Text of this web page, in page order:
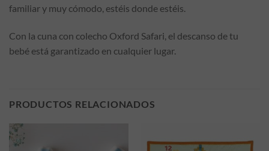
familiar y muy cómodo, estéis donde estéis.
Con la cuna con colecho Oxford Safari, el descanso de tu
bebé está garantizado en cualquier lugar.
PRODUCTOS RELACIONADOS